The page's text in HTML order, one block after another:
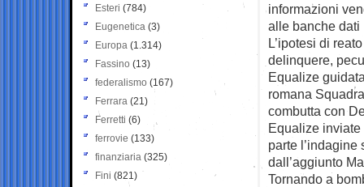
informazioni
alle banche dati
L’ipotesi di
delinquere,
Equalize
romana
combutta con
Equalize
parte
dall’aggiunto
Tornando a
Esteri (784)
Eugenetica (3)
Europa (1.314)
Fassino (13)
federalismo (167)
Ferrara (21)
Ferretti (6)
ferrovie (133)
finanziaria (325)
Fini (821)